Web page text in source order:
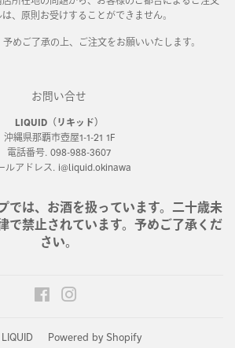
、原則お受けすることができません。
めご了承の上、ご注文をお願いいたします。
お問い合せ
LIQUID（リキッド）
沖縄県那覇市壺屋1-1-21 1F
電話番号. 098-988-3607
ルアドレス. i@liquid.okinawa
では、お酒を扱っています。二十歳未
で禁止されています。予めご了承くだ
さい。
Facebook
LIQUID Powered by Shopify